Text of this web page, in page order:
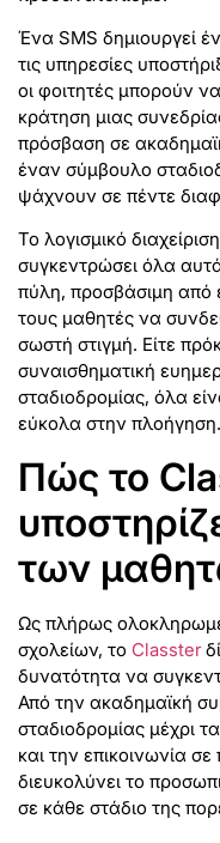
Ένα SMS δημιουργεί
τις υπηρεσίες
οι φοιτητές μπορούν
κράτηση μιας
πρόσβαση σε
έναν σύμβουλο
ψάχνουν σε πέντε
Το λογισμικό
συγκεντρώσει όλα
πύλη, προσβάσιμη από
τους μαθητές να
σωστή στιγμή. Είτε
συναισθηματική
σταδιοδρομίας, όλα
εύκολα στην πλοήγηση.
Πώς το
των
Ως πλήρως
σχολείων, το Classter
δυνατότητα να
Από την ακαδημαϊκή
σταδιοδρομίας μέχρι
και την επικοινωνία
διευκολύνει το
σε κάθε στάδιο της